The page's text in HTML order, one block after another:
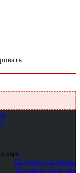
в мире
Подписка для физлиц
Подписка для юрлиц